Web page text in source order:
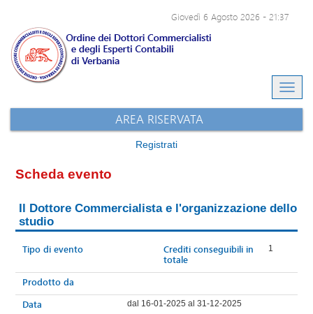
Giovedì 6 Agosto 2026 - 21:37
Archivio eventi
AREA RISERVATA
Registrati
Scheda evento
Il Dottore Commercialista e l'organizzazione dello
studio
Tipo di evento
Crediti conseguibili in
totale
1
Prodotto da
Data
dal 16-01-2025 al 31-12-2025